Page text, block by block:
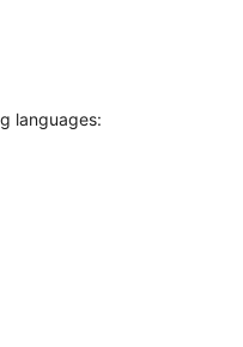
languages: